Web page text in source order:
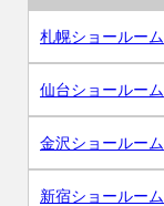
札幌ショールーム
仙台ショールーム
金沢ショールーム
新宿ショールーム